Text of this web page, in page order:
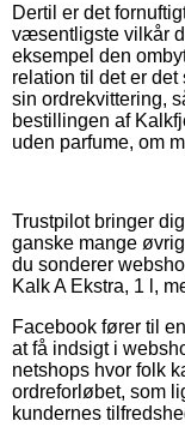
Dertil er det
væsentligste vilkår
eksempel den
relation til det er
sin ordrekvittering,
bestillingen af
uden parfume, om
Trustpilot bringer
ganske mange
du sonderer
Kalk A Ekstra, 1 l,
Facebook fører til
at få indsigt i
netshops hvor folk
ordreforløbet, som
kundernes